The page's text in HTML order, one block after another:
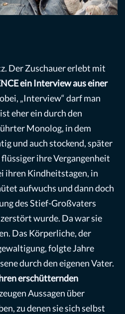
Der Zuschauer erlebt mit
ein Interview aus einer
„Interview“ darf man
eher ein durch den
Monolog, in dem
und auch stockend, später
ihre Vergangenheit
ihren Kindheitstagen, in
aufwuchs und dann doch
des Stief-Großvaters
wurde. Da war sie
Das Körperliche, der
folgte Jahre
durch den eigenen Vater.
erschütternden
Aussagen über
zu denen sie sich selbst